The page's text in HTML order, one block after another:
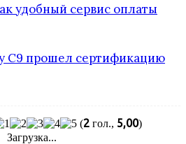
удобный сервис оплаты
C9 прошел сертификацию
(2 гол., 5,00)
Загрузка...